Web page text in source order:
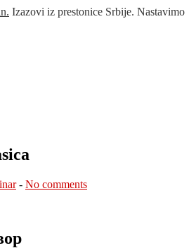
Izazovi iz prestonice Srbije. Nastavimo
- No comments